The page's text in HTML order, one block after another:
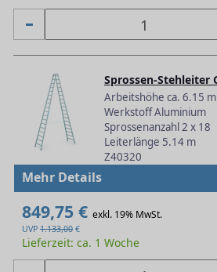
Sprossen-Stehleiter
Arbeitshöhe ca. 6.15 m
Werkstoff Aluminium
Sprossenanzahl 2 x 18
Leiterlänge 5.14 m
Z40320
Mehr Details
849,75 € exkl. 19% MwSt.
UVP 1.133,00 €
Lieferzeit: ca. 1 Woche